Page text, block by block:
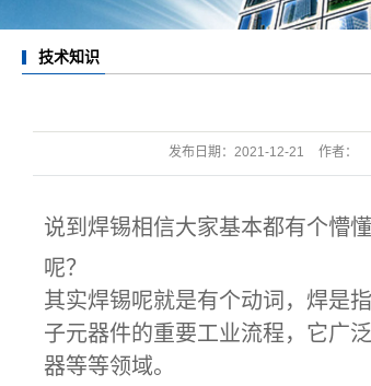
电子工业工具
技术知识
发布日期： 2021-12-21 作者：
说到焊锡相信大家基本都有个懵
呢？
其实焊锡呢就是有个动词，焊是
子元器件的重要工业流程，它广
器等等领域。